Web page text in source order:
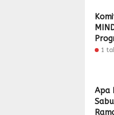
1
Apa